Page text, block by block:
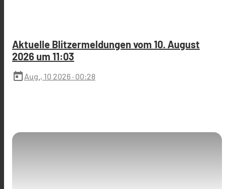
Aktuelle Blitzermeldungen vom 10. August
2026 um 11:03
today Aug., 10 2026 · 00:28